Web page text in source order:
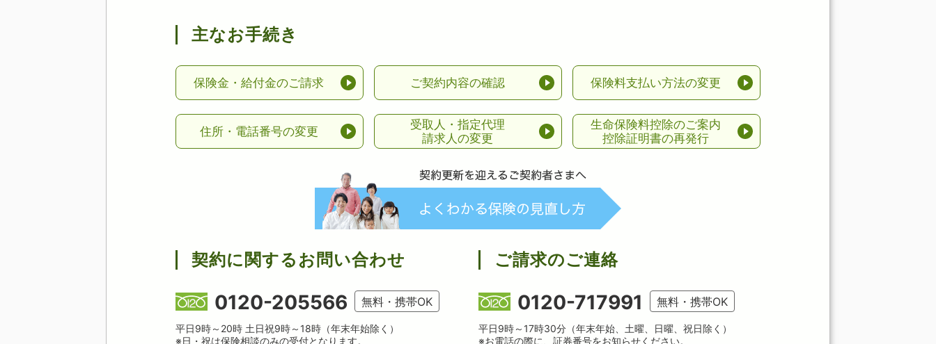
主なお手続き
保険金・給付金のご請求 ご契約内容の確認 保険料支払い方法の変更
住所・電話番号の変更
受取人・指定代理
請求人の変更
生命保険料控除のご案内
控除証明書の再発行
契約に関するお問い合わせ
0120-205566 無料・携帯OK
平日9時～20時 土日祝9時～18時（年末年始除く）
※日・祝は保険相談のみの受付となります。
ご請求のご連絡
0120-717991 無料・携帯OK
平日9時～17時30分（年末年始、土曜、日曜、祝日除く）
※お電話の際に、証券番号をお知らせください。